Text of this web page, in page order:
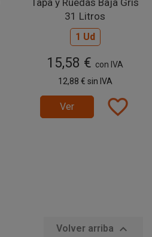
31 Litros
1 Ud
15,58 € con IVA
12,88 € sin IVA
Ver favorite_border
Volver arriba 